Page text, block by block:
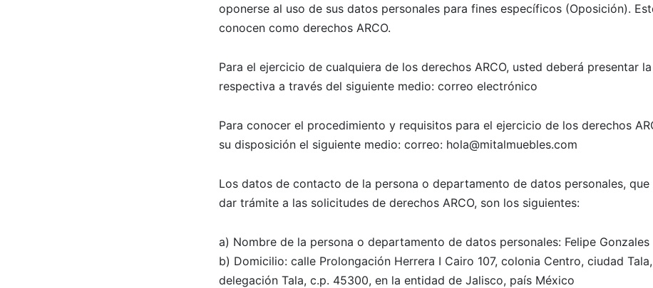
oponerse al uso de sus datos personales para fines específicos (Oposición).
conocen como derechos ARCO.
Para el ejercicio de cualquiera de los derechos ARCO, usted deberá presentar
respectiva a través del siguiente medio: correo electrónico
Para conocer el procedimiento y requisitos para el ejercicio de los derechos
su disposición el siguiente medio: correo: hola@mitalmuebles.com
Los datos de contacto de la persona o departamento de datos personales,
dar trámite a las solicitudes de derechos ARCO, son los siguientes:
a) Nombre de la persona o departamento de datos personales: Felipe Gonzales
b) Domicilio: calle Prolongación Herrera I Cairo 107, colonia Centro, ciudad
delegación Tala, c.p. 45300, en la entidad de Jalisco, país México